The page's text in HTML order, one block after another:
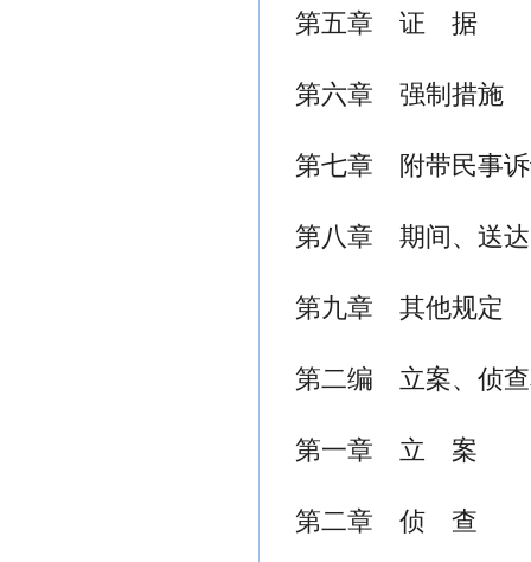
第五章 证 据
第六章 强制措施
第七章 附带民事
第八章 期间、送达
第九章 其他规定
第二编 立案、侦查
第一章 立 案
第二章 侦 查